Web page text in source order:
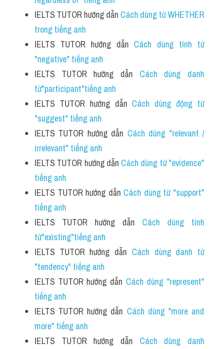
IELTS TUTOR hướng dẫn Cách dùng từ WHETHER
trong tiếng anh
IELTS TUTOR hướng dẫn Cách dùng tính từ
"negative" tiếng anh
IELTS TUTOR hướng dẫn Cách dùng danh
từ"participant"tiếng anh
IELTS TUTOR hướng dẫn Cách dùng động từ
"suggest" tiếng anh
IELTS TUTOR hướng dẫn Cách dùng "relevant /
irrelevant" tiếng anh
IELTS TUTOR hướng dẫn Cách dùng từ "evidence"
tiếng anh
IELTS TUTOR hướng dẫn Cách dùng từ "support"
tiếng anh
IELTS TUTOR hướng dẫn Cách dùng tính
từ"existing"tiếng anh
IELTS TUTOR hướng dẫn Cách dùng danh từ
"tendency" tiếng anh
IELTS TUTOR hướng dẫn Cách dùng "represent"
tiếng anh
IELTS TUTOR hướng dẫn Cách dùng "more and
more" tiếng anh
IELTS TUTOR hướng dẫn Cách dùng danh